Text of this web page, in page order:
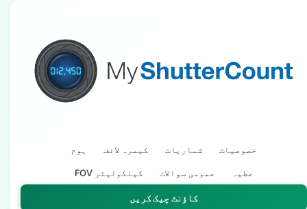
ہوم کیمرہ لائف شماریات خصوصیات
FOV کیلکولیٹر عمومی سوالات عطیہ
کاؤنٹ چیک کریں